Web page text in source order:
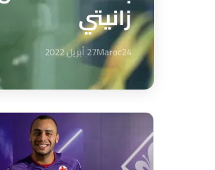
زانيتي
Maroc2427 أبريل 2022